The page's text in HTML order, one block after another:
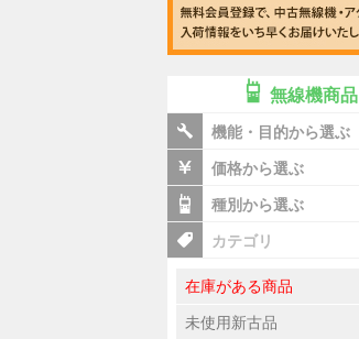
無線機商品
機能・目的から選ぶ
価格から選ぶ
種別から選ぶ
カテゴリ
在庫がある商品
未使用新古品